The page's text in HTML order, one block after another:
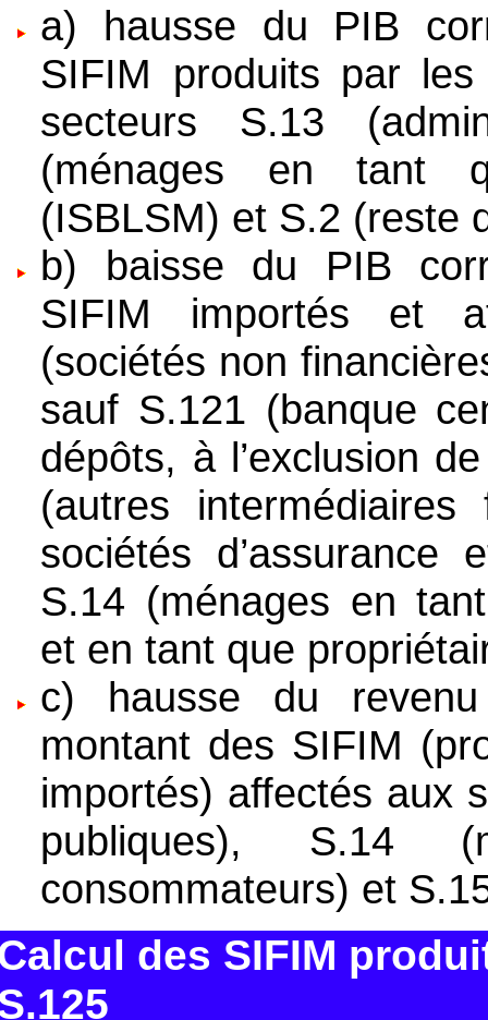
a) hausse du PIB
SIFIM produits par
secteurs S.13
(ménages en tant
(ISBLSM) et S.2 (reste
b) baisse du PIB
SIFIM importés et
(sociétés non
sauf S.121 (banque
dépôts, à l’exclusion
(autres intermédiaires
sociétés
S.14 (ménages en
et en tant que
c) hausse du
montant des SIFIM
importés) affectés aux
publiques), S.14
consommateurs) et
des SIFIM